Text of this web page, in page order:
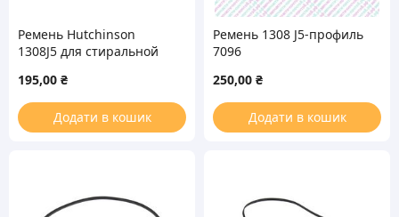
Ремень Hutchinson
1308J5 для стиральной
195,00 ₴
Додати в кошик
Ремень 1308 J5-профиль
7096
250,00 ₴
Додати в кошик